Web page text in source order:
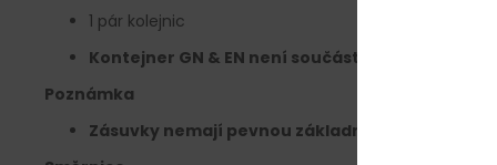
1 pár kolejnic
Kontejner GN & EN není součástí dodávky
Poznámka
Zásuvky nemají pevnou základnu, ale jsou